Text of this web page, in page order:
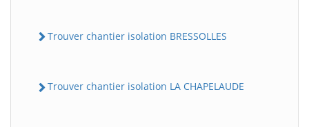
Trouver chantier isolation BRESSOLLES
Trouver chantier isolation LA CHAPELAUDE